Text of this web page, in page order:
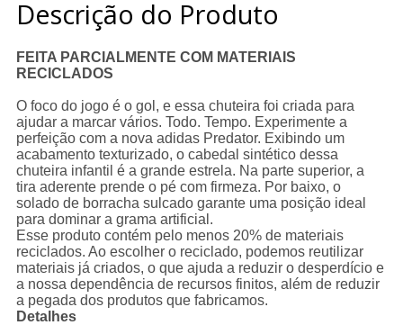
Descrição do Produto
FEITA PARCIALMENTE COM MATERIAIS
RECICLADOS
O foco do jogo é o gol, e essa chuteira foi criada para
ajudar a marcar vários. Todo. Tempo. Experimente a
perfeição com a nova adidas Predator. Exibindo um
acabamento texturizado, o cabedal sintético dessa
chuteira infantil é a grande estrela. Na parte superior, a
tira aderente prende o pé com firmeza. Por baixo, o
solado de borracha sulcado garante uma posição ideal
para dominar a grama artificial.
Esse produto contém pelo menos 20% de materiais
reciclados. Ao escolher o reciclado, podemos reutilizar
materiais já criados, o que ajuda a reduzir o desperdício e
a nossa dependência de recursos finitos, além de reduzir
a pegada dos produtos que fabricamos.
Detalhes